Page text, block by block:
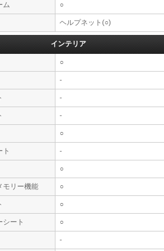
ム ○
ヘルプネット(○)
インテリア
○
-
-
-
○
ト -
○
モリー機能 ○
○
シート ○
-